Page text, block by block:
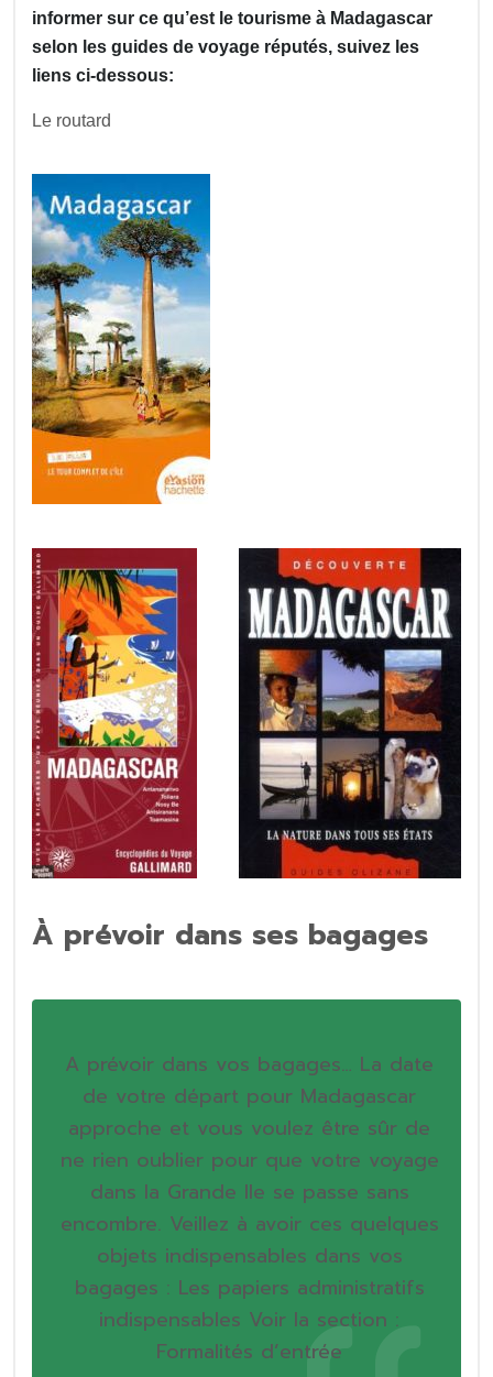
informer sur ce qu’est le tourisme à Madagascar
selon les guides de voyage réputés, suivez les
liens ci-dessous:
Le routard
À prévoir dans ses bagages
A prévoir dans vos bagages… La date
de votre départ pour Madagascar
approche et vous voulez être sûr de
ne rien oublier pour que votre voyage
dans la Grande Ile se passe sans
encombre. Veillez à avoir ces quelques
objets indispensables dans vos
bagages : Les papiers administratifs
indispensables Voir la section :
Formalités d’entrée